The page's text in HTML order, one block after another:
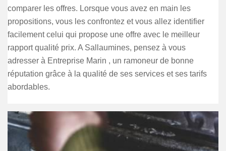
comparer les offres. Lorsque vous avez en main les
propositions, vous les confrontez et vous allez identifier
facilement celui qui propose une offre avec le meilleur
rapport qualité prix. A Sallaumines, pensez à vous
adresser à Entreprise Marin , un ramoneur de bonne
réputation grâce à la qualité de ses services et ses tarifs
abordables.